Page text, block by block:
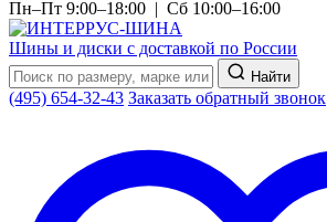
Пн–Пт 9:00–18:00 | Сб 10:00–16:00
Шины и диски с доставкой по России
Найти
(495) 654-32-43 Заказать обратный звонок